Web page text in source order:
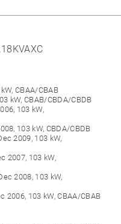
CBAA/CBAB
kW, CBAB/CBDA/CBDB
103 kW,
103 kW, CBDA/CBDB
2009, 103 kW,
2007, 103 kW,
2008, 103 kW,
103 kW, CBAA/CBAB